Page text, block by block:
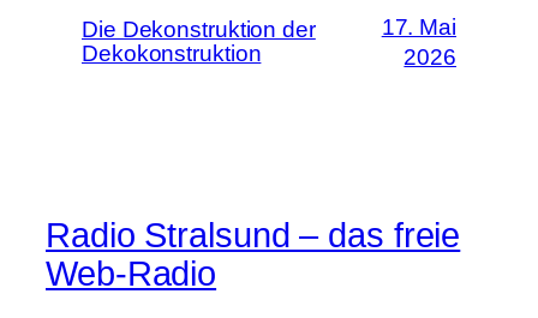
Die Dekonstruktion der
Dekokonstruktion
17. Mai
2026
Radio Stralsund – das freie
Web-Radio